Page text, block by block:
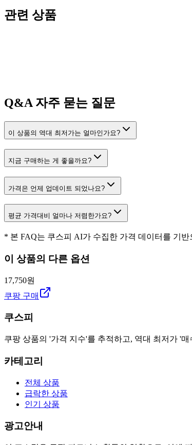
관련 상품
Q&A자주 묻는 질문
이 상품의 역대 최저가는 얼마인가요?
지금 구매하는 게 좋을까요?
가격은 언제 업데이트 되었나요?
평균 가격대비 얼마나 저렴한가요?
* 본 FAQ는 쿠스피 AI가 수집한 가격 데이터를 기
이 상품의 다른 옵션
17,750원
쿠팡 구매
쿠스피
쿠팡 상품의 '가격 지수'를 추적하고, 역대 최저가 '
카테고리
전체 상품
급락한 상품
인기 상품
광고안내